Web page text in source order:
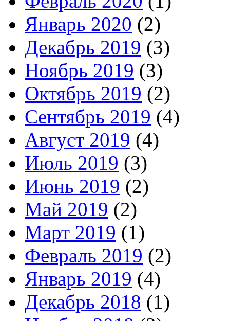
Январь 2020 (2)
Декабрь 2019 (3)
Ноябрь 2019 (3)
Октябрь 2019 (2)
Сентябрь 2019 (4)
Август 2019 (4)
Июль 2019 (3)
Июнь 2019 (2)
Май 2019 (2)
Март 2019 (1)
Февраль 2019 (2)
Январь 2019 (4)
Декабрь 2018 (1)